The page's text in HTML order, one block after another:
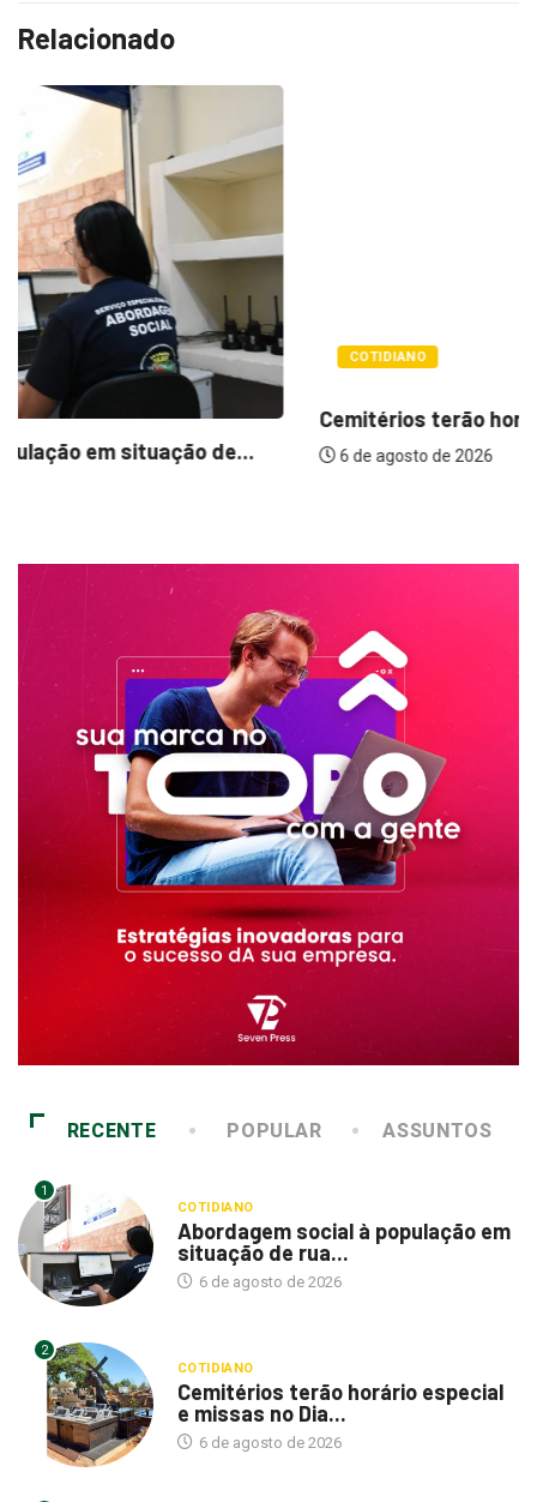
Relacionado
Cemitérios terão horário especial e missas no...
6 de agosto de 2026
RECENTE POPULAR ASSUNTOS
1
COTIDIANO
Abordagem social à população em
situação de rua...
6 de agosto de 2026
2
COTIDIANO
Cemitérios terão horário especial
e missas no Dia...
6 de agosto de 2026